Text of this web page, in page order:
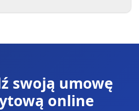
swoją umowę
online